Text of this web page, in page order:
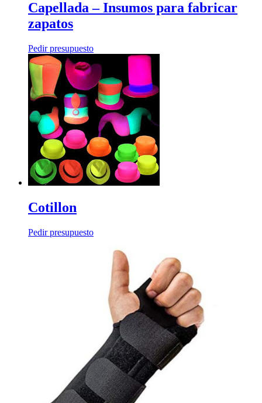
Capellada – Insumos para fabricar
zapatos
Pedir presupuesto
Cotillon
Pedir presupuesto